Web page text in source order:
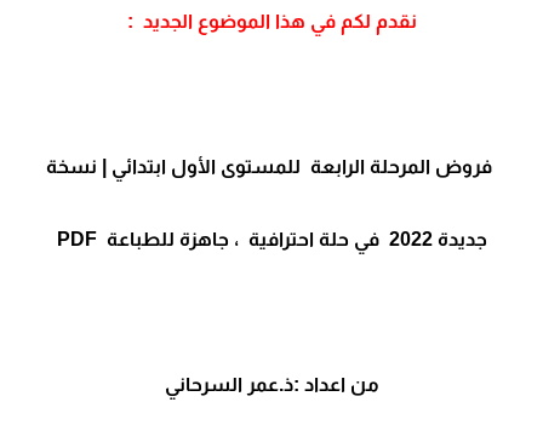
نقدم لكم في هذا الموضوع الجديد :
فروض المرحلة الرابعة للمستوى الأول ابتدائي | نسخة
جديدة 2022 في حلة احترافية ، جاهزة للطباعة PDF
من اعداد :ذ.عمر السرحاني